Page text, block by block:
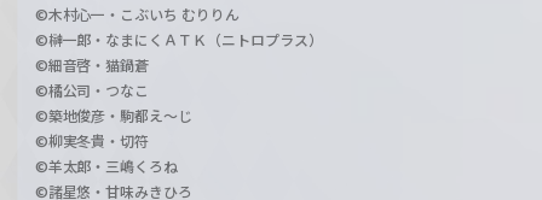
©木村心一・こぶいち むりりん
©榊一郎・なまにくＡＴＫ（ニトロプラス）
©細音啓・猫鍋蒼
©橘公司・つなこ
©築地俊彦・駒都え～じ
©柳実冬貴・切符
©羊太郎・三嶋くろね
©諸星悠・甘味みきひろ